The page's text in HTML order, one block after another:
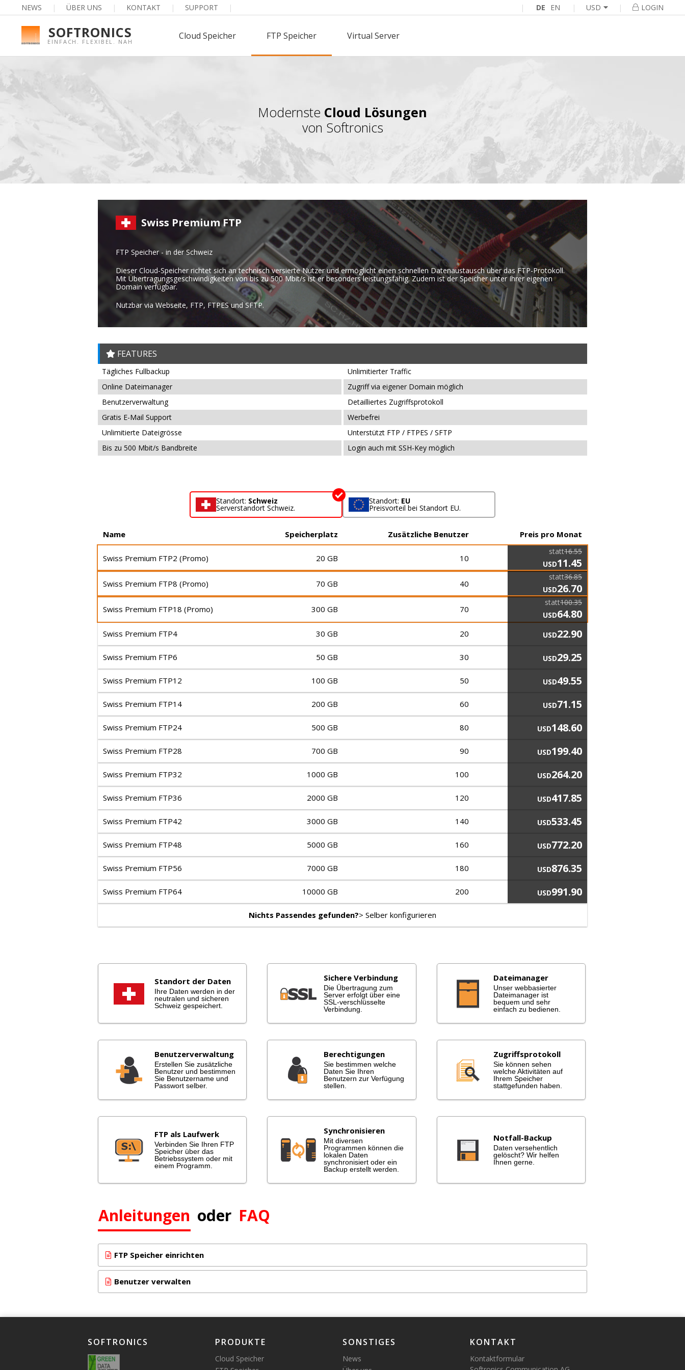
NEWS | ÜBER UNS | KONTAKT | SUPPORT | | DE EN | USD | LOGIN
SOFTRONICS
EINFACH. FLEXIBEL. NAH
Cloud Speicher FTP Speicher Virtual Server
Modernste Cloud Lösungen
von Softronics
Swiss Premium FTP
FTP Speicher - in der Schweiz
Dieser Cloud-Speicher richtet sich an technisch versierte Nutzer und ermöglicht einen schnellen Datenaustausch über das FTP-Protokoll.
Mit Übertragungsgeschwindigkeiten von bis zu 500 Mbit/s ist er besonders leistungsfähig. Zudem ist der Speicher unter Ihrer eigenen
Domain verfügbar.
Nutzbar via Webseite, FTP, FTPES und SFTP.
FEATURES
Tägliches Fullbackup
Unlimitierter Traffic
Online Dateimanager
Zugriff via eigener Domain möglich
Benutzerverwaltung
Detailliertes Zugriffsprotokoll
Gratis E-Mail Support
Werbefrei
Unlimitierte Dateigrösse
Unterstützt FTP / FTPES / SFTP
Bis zu 500 Mbit/s Bandbreite
Login auch mit SSH-Key möglich
Standort: Schweiz
Serverstandort Schweiz.
Standort: EU
Preisvorteil bei Standort EU.
Name Speicherplatz Zusätzliche Benutzer Preis pro Monat
Swiss Premium FTP2 (Promo) 20 GB 10
statt16.55
USD11.45
Swiss Premium FTP8 (Promo) 70 GB 40
statt36.85
USD26.70
Swiss Premium FTP18 (Promo) 300 GB 70
statt100.35
USD64.80
Swiss Premium FTP4 30 GB 20 USD22.90
Swiss Premium FTP6 50 GB 30 USD29.25
Swiss Premium FTP12 100 GB 50 USD49.55
Swiss Premium FTP14 200 GB 60 USD71.15
Swiss Premium FTP24 500 GB 80 USD148.60
Swiss Premium FTP28 700 GB 90 USD199.40
Swiss Premium FTP32 1000 GB 100 USD264.20
Swiss Premium FTP36 2000 GB 120 USD417.85
Swiss Premium FTP42 3000 GB 140 USD533.45
Swiss Premium FTP48 5000 GB 160 USD772.20
Swiss Premium FTP56 7000 GB 180 USD876.35
Swiss Premium FTP64 10000 GB 200 USD991.90
Nichts Passendes gefunden?> Selber konfigurieren
Standort der Daten
Ihre Daten werden in der
neutralen und sicheren
Schweiz gespeichert.
Sichere Verbindung
Die Übertragung zum
Server erfolgt über eine
SSL-verschlüsselte
Verbindung.
Dateimanager
Unser webbasierter
Dateimanager ist
bequem und sehr
einfach zu bedienen.
Benutzerverwaltung
Erstellen Sie zusätzliche
Benutzer und bestimmen
Sie Benutzername und
Passwort selber.
Berechtigungen
Sie bestimmen welche
Daten Sie Ihren
Benutzern zur Verfügung
stellen.
Zugriffsprotokoll
Sie können sehen
welche Aktivitäten auf
Ihrem Speicher
stattgefunden haben.
FTP als Laufwerk
Verbinden Sie Ihren FTP
Speicher über das
Betriebssystem oder mit
einem Programm.
Synchronisieren
Mit diversen
Programmen können die
lokalen Daten
synchronisiert oder ein
Backup erstellt werden.
Notfall-Backup
Daten versehentlich
gelöscht? Wir helfen
Ihnen gerne.
Anleitungen oder FAQ
FTP Speicher einrichten
Benutzer verwalten
SOFTRONICS PRODUKTE
Cloud Speicher
SONSTIGES
News
KONTAKT
Kontaktformular